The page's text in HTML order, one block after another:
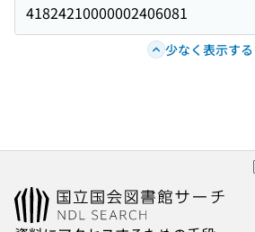
41824210000002406081
少なく表示する